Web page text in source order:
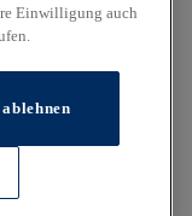
Einwilligung auch